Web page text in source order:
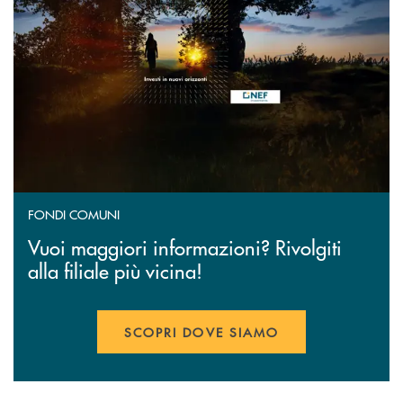
FONDI COMUNI
Vuoi maggiori informazioni? Rivolgiti
alla filiale più vicina!
SCOPRI DOVE SIAMO